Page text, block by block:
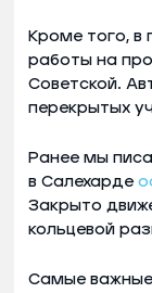
Кроме того,
работы на
Советской.
перекрытых
Ранее мы
в Салехарде
Закрыто
кольцевой
Самые